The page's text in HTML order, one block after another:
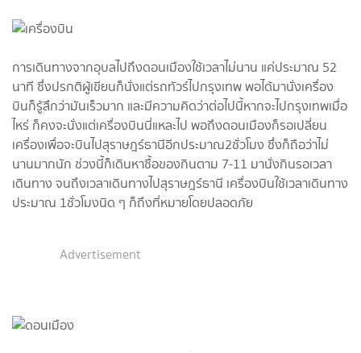
การเดินทางจากอุบลไปถึงดอนเมืองใช้เวลาไม่นาน แค่ประมาณ 52
นาที ซึ่งปรกติผู้เขียนก็นั่งแต่รถทัวร์ไปกรุงเทพ พอได้มานั่งเครื่อง
บินก็รู้สึกว่ามันเร็วมาก และมีความคิดว่าต่อไปนี้หากจะไปกรุงเทพเมื่อ
ไหร่ ก็คงจะนั่งแต่เครื่องบินนี่แหละไป พอถึงดอนเมืองก็รอเปลี่ยน
เครื่องเพื่อจะบินไปสุราษฎร์ธานีอีกประมาณ2ชั่วโมง ซึ่งก็ถือว่าไม่
นานมากนัก ช่วงนี้ก็เดินหาซื้อของกินตาม 7-11 มานั่งกินรอเวลา
เดินทาง จนถึงเวลาเดินทางไปสุราษฎร์ธานี เครื่องบินใช้เวลาเดินทาง
ประมาณ 1ชั่วโมงนิด ๆ ก็ถึงที่หมายโดยปลอดภัย
Advertisement